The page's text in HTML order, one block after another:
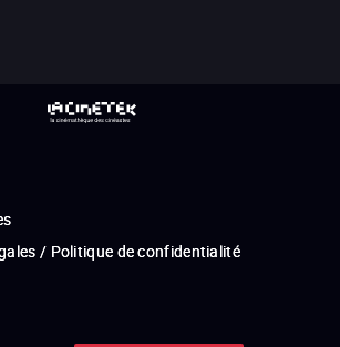
/ Politique de confidentialité